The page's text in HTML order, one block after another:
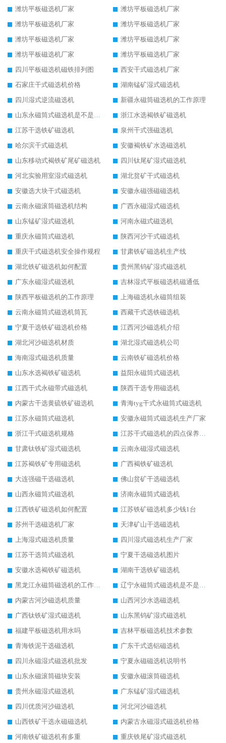
潍坊平板磁选机厂家
潍坊平板磁选机厂家
潍坊平板磁选机厂家
潍坊平板磁选机厂家
潍坊平板磁选机厂家
潍坊平板磁选机厂家
潍坊平板磁选机厂家
潍坊平板磁选机厂家
四川平板磁选机磁铁排列图
西安干式磁选机厂家
石家庄干式磁选机价格
湖南锰矿湿式磁选机
四川湿式逆流磁选机
新疆永磁筒磁选机的工作原理
山东永磁筒式磁选机是不是强磁
浙江水选褐铁矿磁选机
江苏干选铁矿磁选机
泉州干式强磁选机
哈尔滨干式磁选机
安徽褐铁矿水选磁选机
山东移动式褐铁矿尾矿磁选机
四川钛尾矿湿式磁选机
河北实验用室湿式磁选机
湖北贫矿干式磁选机
安徽选大块干式磁选机
安徽永磁强磁磁选机
云南永磁滚筒磁选机结构
广西永磁湿式磁选机
山东锰矿湿式磁选机
河南永磁式磁选机
重庆永磁筒式磁选机
陕西河沙干式磁选机
重庆干式磁选机安全操作规程
甘肃铁矿磁选机生产线
湖北铁矿磁选机如何配置
贵州黑钨矿湿式磁选机
广东永磁湿式磁选机
吉林湿式平板磁选机磁通低
陕西平板磁选机的工作原理
上海磁选机永磁筒组装
云南永磁筒式磁选机筒瓦
西藏干式选铁磁选机
宁夏干选铁矿磁选机价格
江西河沙磁选机介绍
湖北河沙磁选机材质
湖北湿式磁选机公司
海南湿式磁选机质量
云南铁矿磁选机价格
山东水选褐铁矿磁选机
益阳永磁筒式磁选机
江西干式永磁带式磁选机
陕西干选专用磁选机
内蒙古干选黄硫铁矿磁选机
青海tyg干式永磁筒式磁选机
江苏永磁筒式磁选机
安徽永磁筒式磁选机生产厂家
浙江干式磁选机规格
江苏干式磁选机的四点保养秘籍
甘肃钛铁矿湿式磁选机
云南永磁湿式磁选机
江苏褐铁矿专用磁选机
广西褐铁矿磁选机
大连强磁干选磁选机
佛山贫矿干选磁选机
山西永磁筒式磁选机
济南永磁筒式磁选机
江西铁矿磁选机如何配置
江苏铁矿磁选机多少钱1台
苏州干选磁选机厂家
天津矿山干选磁选机
上海湿式磁选机质量
四川湿式磁选机生产厂家
江苏干选筒式磁选机
宁夏干选磁选机图片
安徽水选褐铁矿磁选机
湖南干选铁矿磁选机
黑龙江永磁筒磁选机的工作原理
辽宁永磁筒式磁选机是不是强磁
内蒙古河沙磁选机质量
山西河沙水选磁选机
广西钛铁矿湿式磁选机
山东黑钨矿湿式磁选机
福建平板磁选机用水吗
吉林平板磁选机技术参数
青海铁泥干选磁选机
广东干式选铝磁选机
四川永磁湿式磁选机批发
宁夏永磁磁选机说明书
山东永磁滚筒磁块安装
安徽永磁滚筒磁选机
贵州永磁湿式磁选机
广东锰矿湿式磁选机
四川优质河沙磁选机
河北河沙磁选机
山西铁矿干选永磁磁选机
内蒙古永磁湿式磁选机价格
河南铁矿磁选机有多重
重庆铁尾矿湿式磁选机